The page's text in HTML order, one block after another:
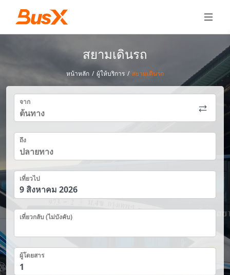
สยามเดินรถ
หน้าหลัก / ผู้ให้บริการ / สยามเดินรถ
จาก
ถึง
เที่ยวไป
เที่ยวกลับ (ไม่บังคับ)
ผู้โดยสาร